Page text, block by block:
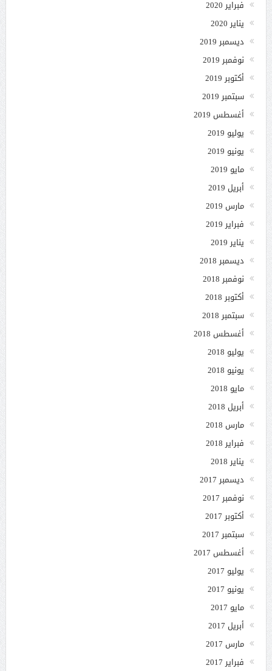
فبراير 2020
يناير 2020
ديسمبر 2019
نوفمبر 2019
أكتوبر 2019
سبتمبر 2019
أغسطس 2019
يوليو 2019
يونيو 2019
مايو 2019
أبريل 2019
مارس 2019
فبراير 2019
يناير 2019
ديسمبر 2018
نوفمبر 2018
أكتوبر 2018
سبتمبر 2018
أغسطس 2018
يوليو 2018
يونيو 2018
مايو 2018
أبريل 2018
مارس 2018
فبراير 2018
يناير 2018
ديسمبر 2017
نوفمبر 2017
أكتوبر 2017
سبتمبر 2017
أغسطس 2017
يوليو 2017
يونيو 2017
مايو 2017
أبريل 2017
مارس 2017
فبراير 2017